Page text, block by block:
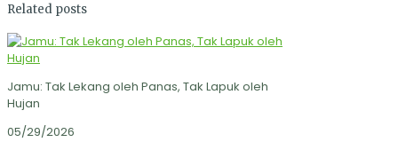
Related posts
Jamu: Tak Lekang oleh Panas, Tak Lapuk oleh
Hujan
05/29/2026